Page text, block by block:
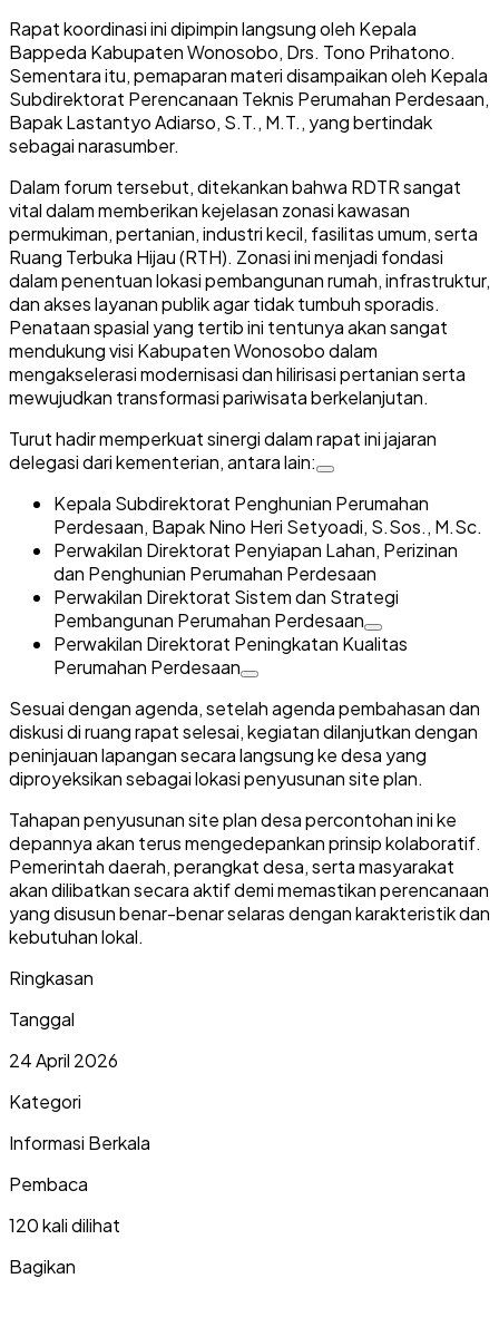
Rapat koordinasi ini dipimpin langsung oleh Kepala
Bappeda Kabupaten Wonosobo, Drs. Tono Prihatono.
Sementara itu, pemaparan materi disampaikan oleh Kepala
Subdirektorat Perencanaan Teknis Perumahan Perdesaan,
Bapak Lastantyo Adiarso, S.T., M.T., yang bertindak
sebagai narasumber.
Dalam forum tersebut, ditekankan bahwa RDTR sangat
vital dalam memberikan kejelasan zonasi kawasan
permukiman, pertanian, industri kecil, fasilitas umum, serta
Ruang Terbuka Hijau (RTH). Zonasi ini menjadi fondasi
dalam penentuan lokasi pembangunan rumah, infrastruktur,
dan akses layanan publik agar tidak tumbuh sporadis.
Penataan spasial yang tertib ini tentunya akan sangat
mendukung visi Kabupaten Wonosobo dalam
mengakselerasi modernisasi dan hilirisasi pertanian serta
mewujudkan transformasi pariwisata berkelanjutan.
Turut hadir memperkuat sinergi dalam rapat ini jajaran
delegasi dari kementerian, antara lain:
Kepala Subdirektorat Penghunian Perumahan
Perdesaan, Bapak Nino Heri Setyoadi, S.Sos., M.Sc.
Perwakilan Direktorat Penyiapan Lahan, Perizinan
dan Penghunian Perumahan Perdesaan
Perwakilan Direktorat Sistem dan Strategi
Pembangunan Perumahan Perdesaan
Perwakilan Direktorat Peningkatan Kualitas
Perumahan Perdesaan
Sesuai dengan agenda, setelah agenda pembahasan dan
diskusi di ruang rapat selesai, kegiatan dilanjutkan dengan
peninjauan lapangan secara langsung ke desa yang
diproyeksikan sebagai lokasi penyusunan site plan.
Tahapan penyusunan site plan desa percontohan ini ke
depannya akan terus mengedepankan prinsip kolaboratif.
Pemerintah daerah, perangkat desa, serta masyarakat
akan dilibatkan secara aktif demi memastikan perencanaan
yang disusun benar-benar selaras dengan karakteristik dan
kebutuhan lokal.
Ringkasan
Tanggal
24 April 2026
Kategori
Informasi Berkala
Pembaca
120 kali dilihat
Bagikan